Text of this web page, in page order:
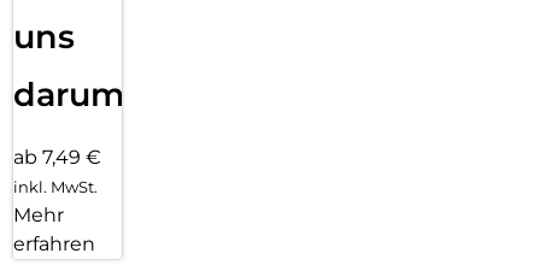
uns
darum!
ab 7,49 €
inkl. MwSt.
Mehr
erfahren